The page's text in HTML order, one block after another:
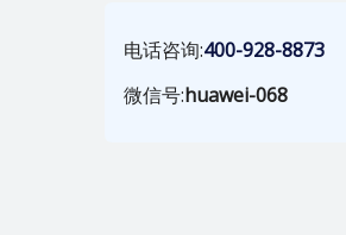
电话咨询:400-928-8873
微信号:huawei-068